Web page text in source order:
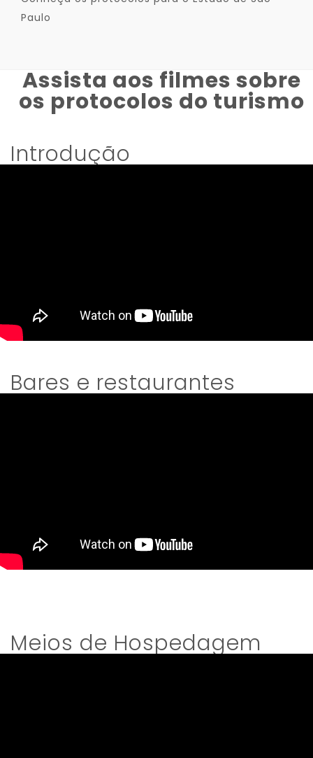
Paulo
Assista aos filmes sobre
os protocolos do turismo
Introdução
Bares e restaurantes
Meios de Hospedagem